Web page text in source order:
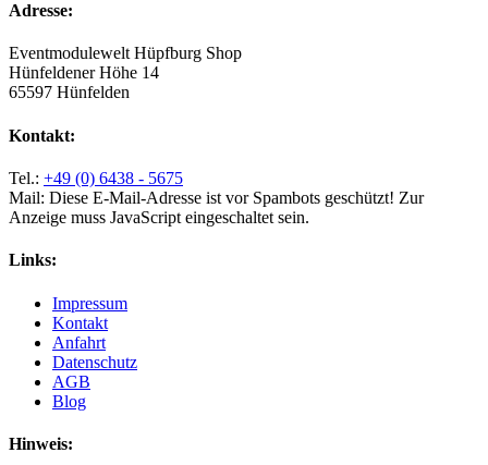
Adresse:
Eventmodulewelt Hüpfburg Shop
Hünfeldener Höhe 14
65597 Hünfelden
Kontakt:
Tel.: +49 (0) 6438 - 5675
Mail: Diese E-Mail-Adresse ist vor Spambots geschützt! Zur
Anzeige muss JavaScript eingeschaltet sein.
Links:
Impressum
Kontakt
Anfahrt
Datenschutz
AGB
Blog
Hinweis: